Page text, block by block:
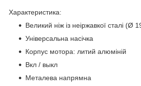
Характеристика:
Великий ніж із неіржавкої сталі (Ø
Універсальна насічка
Корпус мотора: литий алюміній
Вкл / выкл
Металева напрямна